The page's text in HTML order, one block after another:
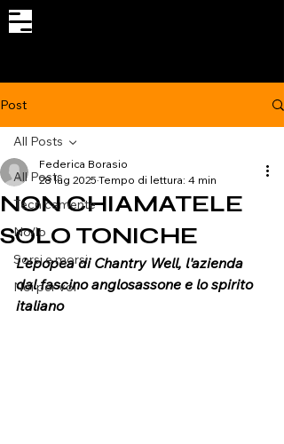
Post
All Posts
Tecnicamente
No/lo
Sorsi e morsi
Noi per voi
All Posts
NON CHIAMATELE
SOLO TONICHE
Federica Borasio
28 lug 2025 Tempo di lettura: 4 min
L’epopea di Chantry Well, l'azienda
dal fascino anglosassone e lo spirito
italiano